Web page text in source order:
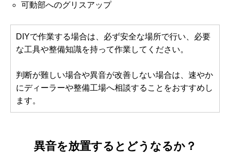
可動部へのグリスアップ
DIYで作業する場合は、必ず安全な場所で行い、必要
な工具や整備知識を持って作業してください。
判断が難しい場合や異音が改善しない場合は、速やか
にディーラーや整備工場へ相談することをおすすめし
ます。
異音を放置するとどうなるか？